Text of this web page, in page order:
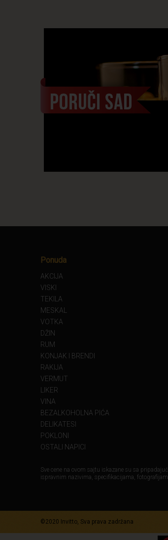
Ponuda
AKCIJA
VISKI
TEKILA
MESKAL
VOTKA
DŽIN
RUM
KONJAK I BRENDI
RAKIJA
VERMUT
LIKER
VINA
BEZALKOHOLNA PIĆA
DELIKATESI
POKLONI
OSTALI NAPICI
Sve cene na ovom sajtu iskazane su sa
ispravnim nazivima, specifikacijama,
©2020 Invitto, Sva prava zadržana